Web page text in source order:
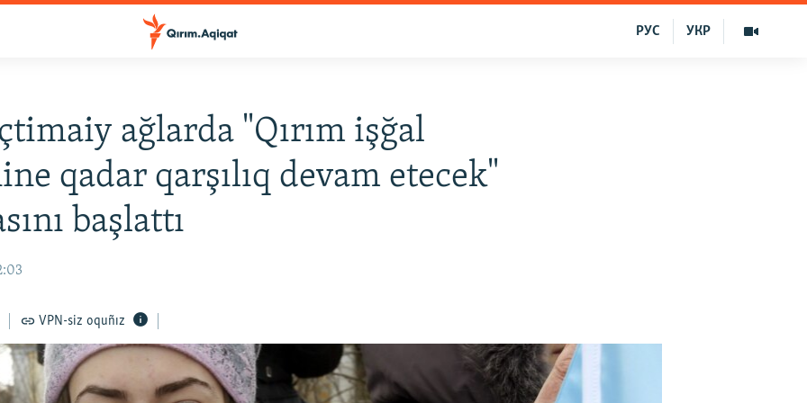
УКР
РУС
ağlarda "Qırım işğal
qadar qarşılıq devam etecek"
başlattı
VPN-siz oquñız